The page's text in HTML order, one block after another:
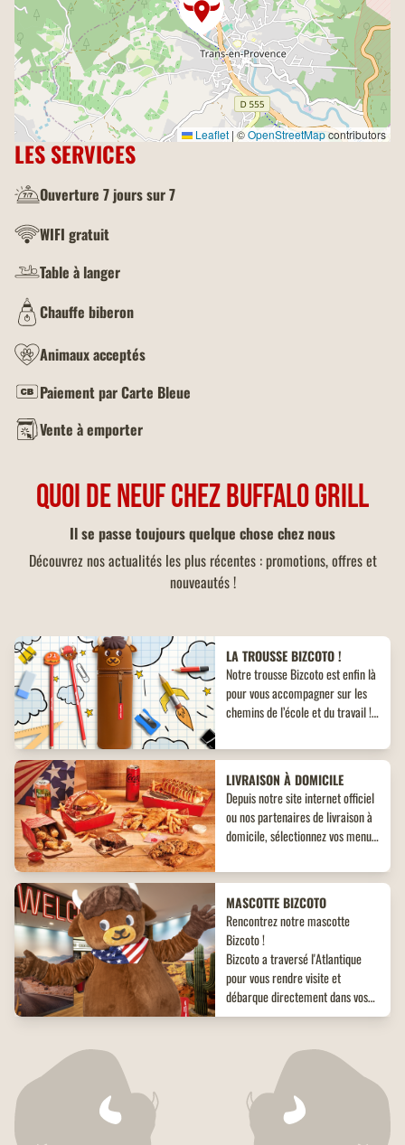
Leaflet |©OpenStreetMapcontributors
LES SERVICES
Ouverture 7 jours sur 7
WIFI gratuit
Table à langer
Chauffe biberon
Animaux acceptés
Paiement par Carte Bleue
Vente à emporter
QUOI DE NEUF CHEZ BUFFALO GRILL
Il se passe toujours quelque chose chez nous
Découvrez nos actualités les plus récentes : promotions, offres et
nouveautés !
LA TROUSSE BIZCOTO !
Notre trousse Bizcoto est enfin là
pour vous accompagner sur les
chemins de l’école et du travail !
inédit à ne pas manquer !
LIVRAISON À DOMICILE
Depuis notre site internet officiel
ou nos partenaires de livraison à
domicile, sélectionnez vos menus,
desserts. Un large choix de plats
envies !
MASCOTTE BIZCOTO
Rencontrez notre mascotte
Bizcoto !
Bizcoto a traversé l'Atlantique
pour vous rendre visite et
débarque directement dans vos
restaurants Buffalo Grill*! Venez
et offrez à vos enfants une
expérience unique et mémorable
Dans nos restaurants rénovés,
découvrez nos boxes dédiés à
l'amour. Un véritable
dédié
où les amoureux pourront
se plonger dans un décor qui leur